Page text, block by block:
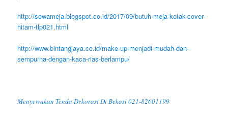
http://sewameja.blogspot.co.id/2017/09/butuh-meja-kotak-cover-
hitam-tlp021.html
http://www.bintangjaya.co.id/make-up-menjadi-mudah-dan-
sempurna-dengan-kaca-rias-berlampu/
Menyewakan Tenda Dekorasi Di Bekasi 021-82601199